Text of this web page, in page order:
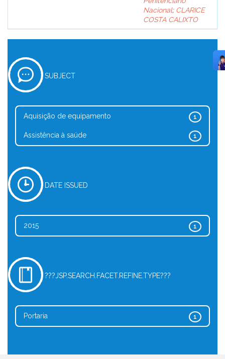
Nacional; CLARICE
COSTA CALIXTO
SUBJECT
1
Aquisição de equipamento
1
Assistência à saúde
DATE ISSUED
1
2015
???JSP.SEARCH.FACET.REFINE.TYPE???
1
Portaria